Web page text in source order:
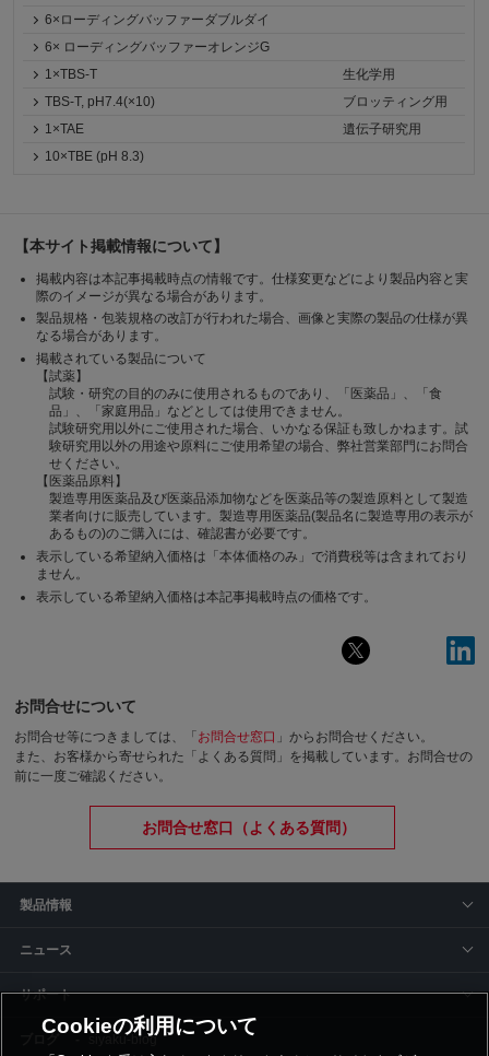
6×ローディングバッファーダブルダイ
6× ローディングバッファーオレンジG
1×TBS-T
生化学用
TBS-T, pH7.4(×10)
ブロッティング用
1×TAE
遺伝子研究用
10×TBE (pH 8.3)
【本サイト掲載情報について】
掲載内容は本記事掲載時点の情報です。仕様変更などにより製品内容と実
際のイメージが異なる場合があります。
製品規格・包装規格の改訂が行われた場合、画像と実際の製品の仕様が異
なる場合があります。
掲載されている製品について
【試薬】
試験・研究の目的のみに使用されるものであり、「医薬品」、「食
品」、「家庭用品」などとしては使用できません。
試験研究用以外にご使用された場合、いかなる保証も致しかねます。試
験研究用以外の用途や原料にご使用希望の場合、弊社営業部門にお問合
せください。
【医薬品原料】
製造専用医薬品及び医薬品添加物などを医薬品等の製造原料として製造
業者向けに販売しています。製造専用医薬品(製品名に製造専用の表示が
あるもの)のご購入には、確認書が必要です。
表示している希望納入価格は「本体価格のみ」で消費税等は含まれており
ません。
表示している希望納入価格は本記事掲載時点の価格です。
お問合せについて
お問合せ等につきましては、「お問合せ窓口 」からお問合せください。
また、お客様から寄せられた「よくある質問」を掲載しています。お問合せの
前に一度ご確認ください。
お問合せ窓口（よくある質問）
製品情報
ニュース
サポート
siyaku-blog
Cookieの利用について